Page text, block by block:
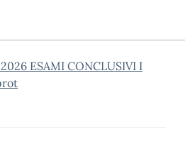
ESAMI CONCLUSIVI I